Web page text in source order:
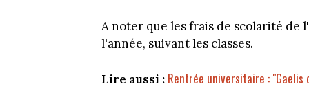
A noter que les frais de scolarité de
l'année, suivant les classes.
Lire aussi : Rentrée universitaire :